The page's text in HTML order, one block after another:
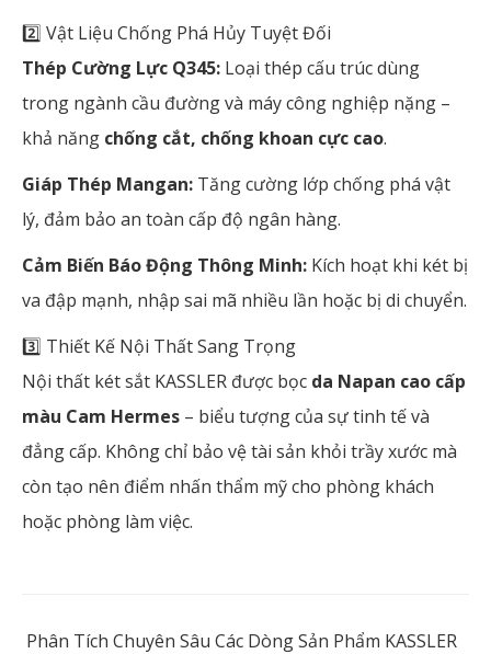
2️⃣ Vật Liệu Chống Phá Hủy Tuyệt Đối
Thép Cường Lực Q345: Loại thép cấu trúc dùng
trong ngành cầu đường và máy công nghiệp nặng –
khả năng chống cắt, chống khoan cực cao.
Giáp Thép Mangan: Tăng cường lớp chống phá vật
lý, đảm bảo an toàn cấp độ ngân hàng.
Cảm Biến Báo Động Thông Minh: Kích hoạt khi két bị
va đập mạnh, nhập sai mã nhiều lần hoặc bị di chuyển.
3️⃣ Thiết Kế Nội Thất Sang Trọng
Nội thất két sắt KASSLER được bọc da Napan cao cấp
màu Cam Hermes – biểu tượng của sự tinh tế và
đẳng cấp. Không chỉ bảo vệ tài sản khỏi trầy xước mà
còn tạo nên điểm nhấn thẩm mỹ cho phòng khách
hoặc phòng làm việc.
Phân Tích Chuyên Sâu Các Dòng Sản Phẩm KASSLER